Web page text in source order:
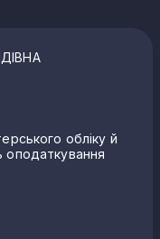
обліку й
оподаткування